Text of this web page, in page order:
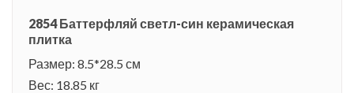
2854 Баттерфляй светл-син керамическая
плитка
Размер: 8.5*28.5 см
Вес: 18.85 кг